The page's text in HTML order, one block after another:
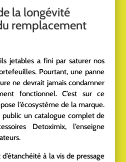
la longévité
remplacement
jetables a fini par saturer nos
Pourtant, une panne
ne devrait jamais condamner
fonctionnel. C’est sur ce
l’écosystème de la marque.
un catalogue complet de
Detoximix, l’enseigne
à la vis de pressage